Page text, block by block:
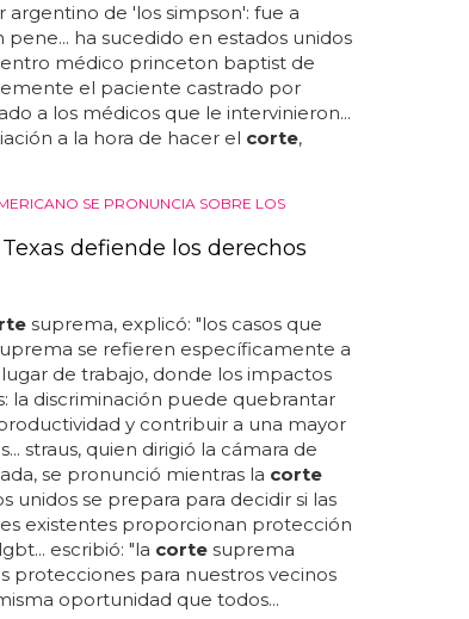
de 'los simpson': fue a
pene... ha sucedido en estados unidos
médico princeton baptist de
el paciente castrado por
a los médicos que le intervinieron...
a la hora de hacer el corte,
SE PRONUNCIA SOBRE LOS
defiende los derechos
suprema, explicó: "los casos que
se refieren específicamente a
de trabajo, donde los impactos
la discriminación puede quebrantar
y contribuir a una mayor
straus, quien dirigió la cámara de
se pronunció mientras la corte
unidos se prepara para decidir si las
existentes proporcionan protección
escribió: "la cortesuprema
protecciones para nuestros vecinos
oportunidad que todos...